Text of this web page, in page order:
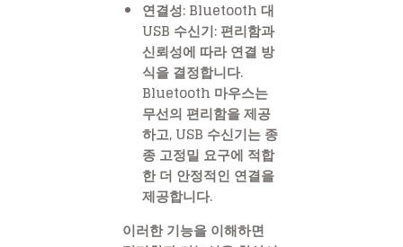
연결성: Bluetooth 대
USB 수신기: 편리함과
신뢰성에 따라 연결 방
식을 결정합니다.
Bluetooth 마우스는
무선의 편리함을 제공
하고, USB 수신기는 종
종 고정밀 요구에 적합
한 더 안정적인 연결을
제공합니다.
이러한 기능을 이해하면